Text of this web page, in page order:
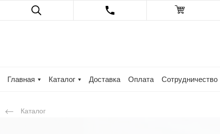
Главная Каталог Доставка Оплата Сотрудничество
Каталог